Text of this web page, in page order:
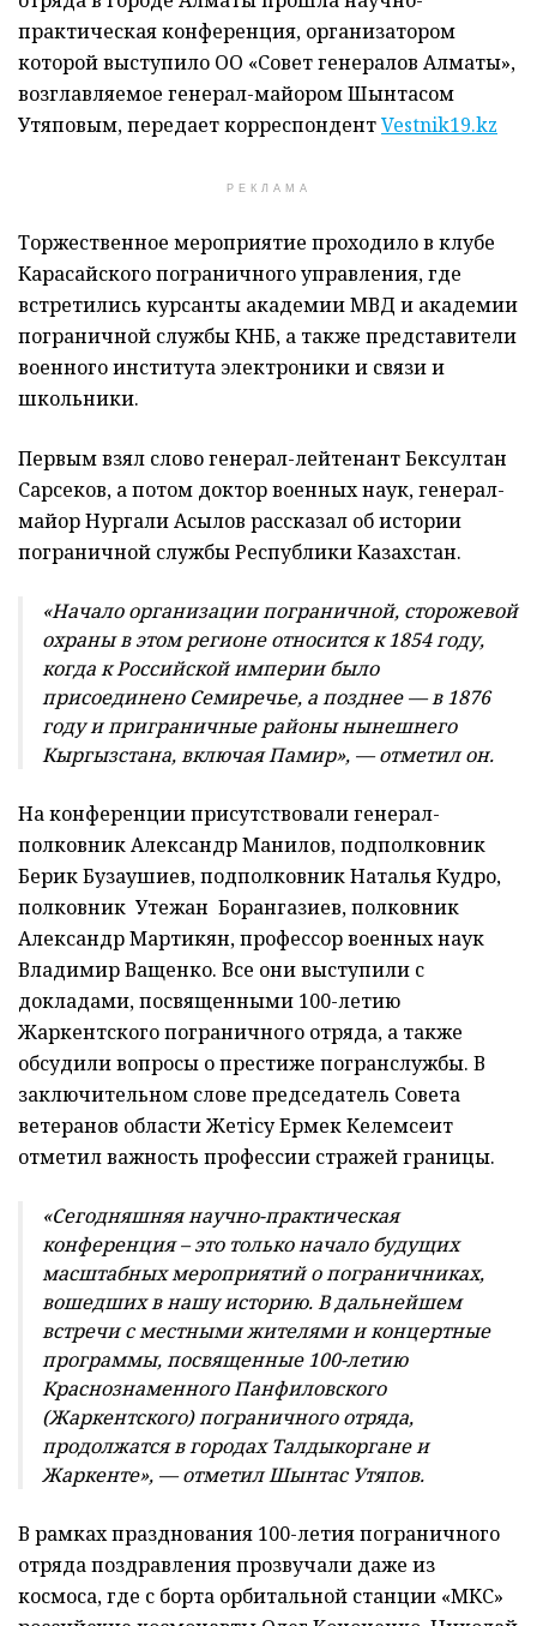
практическая конференция, организатором
которой выступило ОО «Совет генералов Алматы»,
возглавляемое генерал-майором Шынтасом
Утяповым, передает корреспондентVestnik19.kz
РЕКЛАМА
Торжественное мероприятие проходило в клубе
Карасайского пограничного управления, где
встретились курсанты академии МВД и академии
пограничной службы КНБ, а также представители
военного института электроники и связи и
школьники.
Первым взял слово генерал-лейтенант Бексултан
Сарсеков, а потом доктор военных наук, генерал-
майор Нургали Асылов рассказал об истории
пограничной службы Республики Казахстан.
«Начало организации пограничной, сторожевой
охраны в этом регионе относится к 1854 году,
когда к Российской империи было
присоединено Семиречье, а позднее — в 1876
году и приграничные районы нынешнего
Кыргызстана, включая Памир», — отметил он.
На конференции присутствовали генерал-
полковник Александр Манилов, подполковник
Берик Бузаушиев, подполковник Наталья Кудро,
полковник Утежан Борангазиев, полковник
Александр Мартикян, профессор военных наук
Владимир Ващенко. Все они выступили с
докладами, посвященными 100-летию
Жаркентского пограничного отряда, а также
обсудили вопросы о престиже погранслужбы. В
заключительном слове председатель Совета
ветеранов области Жетісу Ермек Келемсеит
отметил важность профессии стражей границы.
«Сегодняшняя научно-практическая
конференция – это только начало будущих
масштабных мероприятий о пограничниках,
вошедших в нашу историю. В дальнейшем
встречи с местными жителями и концертные
программы, посвященные 100-летию
Краснознаменного Панфиловского
(Жаркентского) пограничного отряда,
продолжатся в городах Талдыкоргане и
Жаркенте», — отметил Шынтас Утяпов.
В рамках празднования 100-летия пограничного
отряда поздравления прозвучали даже из
космоса, где с борта орбитальной станции «МКС»